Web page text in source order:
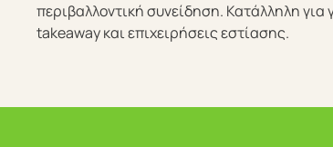
περιβαλλοντική συνείδηση. Κατάλληλη
takeaway και επιχειρήσεις εστίασης.